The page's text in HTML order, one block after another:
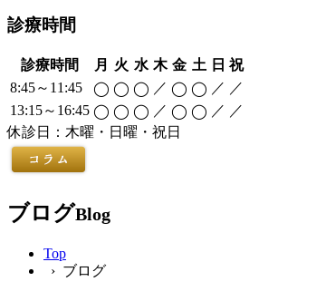
診療時間
診療時間 月 火 水 木 金 土 日 祝
8:45～11:45
◯ ◯ ◯ ／ ◯ ◯ ／ ／
13:15～16:45 ◯ ◯ ◯ ／ ◯ ◯ ／ ／
休診日：木曜・日曜・祝日
ブログBlog
Top
› ブログ